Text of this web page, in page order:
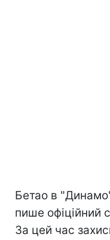
Бетао в
пише офіційний
За цей час